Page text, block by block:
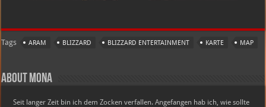
Tags ARAM BLIZZARD BLIZZARD ENTERTAINMENT KARTE MAP
About Mona
Seit langer Zeit bin ich dem Zocken verfallen. Angefangen hab ich, wie sollte